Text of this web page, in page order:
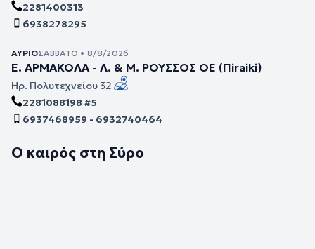
2281400313
6938278295
ΑΎΡΙΟΣΆΒΒΑΤΟ • 8/8/2026
Ε. ΑΡΜΑΚΟΛΑ - Λ. & Μ. ΡΟΥΣΣΟΣ ΟΕ (Πiraiki)
Ηρ. Πολυτεχνείου 32
2281088198 #5
6937468959 - 6932740464
Ο καιρός στη Σύρο